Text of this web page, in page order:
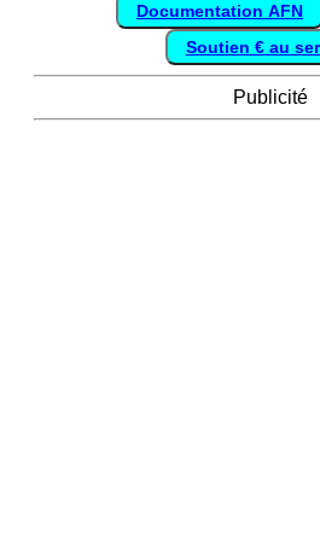
Documentation AFN
Soutien € au
Publicité